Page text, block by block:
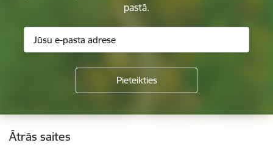
pastā.
Kājene
Ātrās saites